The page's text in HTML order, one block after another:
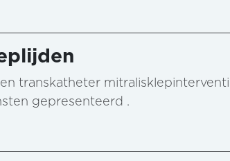
transkatheter
gepresenteerd .